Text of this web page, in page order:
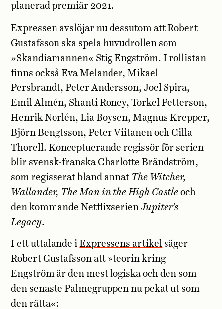
planerad premiär 2021.
Expressen avslöjar nu dessutom att Robert
Gustafsson ska spela huvudrollen som
»Skandiamannen« Stig Engström. I rollistan
finns också Eva Melander, Mikael
Persbrandt, Peter Andersson, Joel Spira,
Emil Almén, Shanti Roney, Torkel Petterson,
Henrik Norlén, Lia Boysen, Magnus Krepper,
Björn Bengtsson, Peter Viitanen och Cilla
Thorell. Konceptuerande regissör för serien
blir svensk-franska Charlotte Brändström,
som regisserat bland annat The Witcher,
Wallander, The Man in the High Castle och
den kommande NetflixserienJupiter’s
Legacy.
I ett uttalande iExpressens artikel säger
Robert Gustafsson att »teorin kring
Engström är den mest logiska och den som
den senaste Palmegruppen nu pekat ut som
den rätta«: